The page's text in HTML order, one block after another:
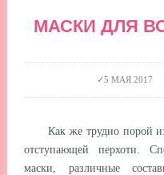
МАСКИ ДЛЯ
5 МАЯ 2017
Как же трудно порой
отступающей перхоти.
маски, различные